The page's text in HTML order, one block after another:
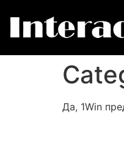
Да, 1Win